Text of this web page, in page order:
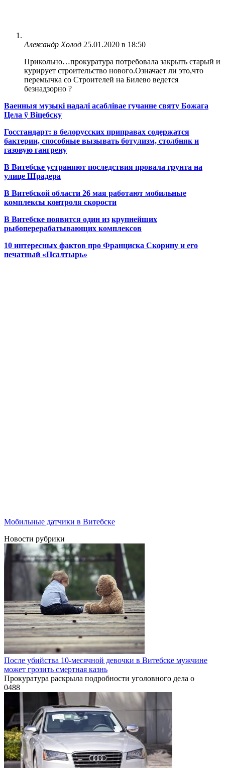
Александр Холод 25.01.2020 в 18:50
Прикольно…прокуратура потребовала закрыть старый и
курирует строительство нового.Означает ли это,что
перемычка со Строителей на Билево ведется
безнадзорно ?
Ваенныя музыкі надалі асаблівае гучанне святу Божага
Цела ў Віцебску
Госстандарт: в белорусских приправах содержатся
бактерии, способные вызывать ботулизм, столбняк и
газовую гангрену
В Витебске устраняют последствия провала грунта на
улице Шрадера
В Витебской области 26 мая работают мобильные
комплексы контроля скорости
В Витебске появится один из крупнейших
рыбоперерабатывающих комплексов
10 интересных фактов про Франциска Скорину и его
печатный «Псалтырь»
Мобильные датчики в Витебске
Новости рубрики
После убийства 10-месячной девочки в Витебске мужчине
может грозить смертная казнь
Прокуратура раскрыла подробности уголовного дела о
0488